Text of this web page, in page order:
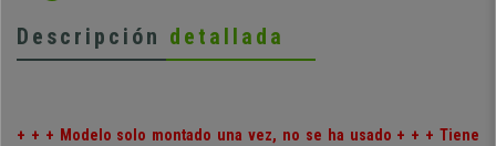
Descripción detallada
+ + + Modelo solo montado una vez, no se ha usado + + + Tiene